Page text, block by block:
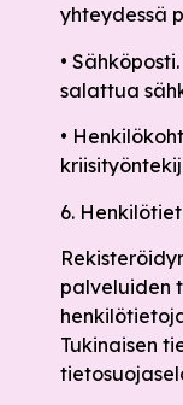
yhteydessä
•
salattua
•
6.
palveluiden
Tukinaisen